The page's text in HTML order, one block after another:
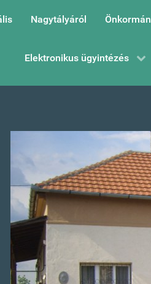
Nagytályáról
Elektronikus ügyintézés